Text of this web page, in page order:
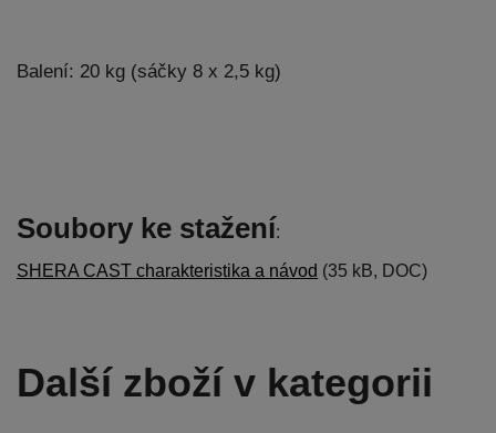
Balení: 20 kg (sáčky 8 x 2,5 kg)
Soubory ke stažení:
SHERA CAST charakteristika a návod (35 kB, DOC)
Další zboží v kategorii